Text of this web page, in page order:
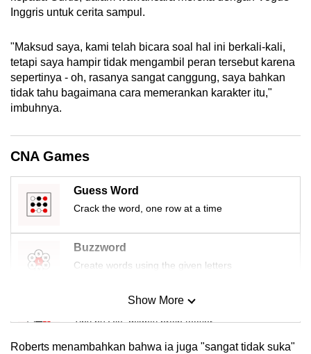
Inggris untuk cerita sampul.
"Maksud saya, kami telah bicara soal hal ini berkali-kali,
tetapi saya hampir tidak mengambil peran tersebut karena
sepertinya - oh, rasanya sangat canggung, saya bahkan
tidak tahu bagaimana cara memerankan karakter itu,"
imbuhnya.
CNA Games
Guess Word
Crack the word, one row at a time
Buzzword
Create words using the given letters
Mini Sudoku
Tiny puzzle, mighty brain teaser
Show More
Roberts menambahkan bahwa ia juga "sangat tidak suka"
but
having
issues?
Contact
us